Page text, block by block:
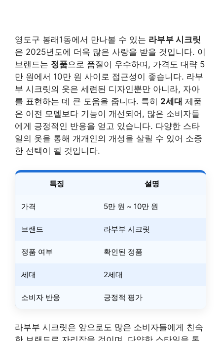
영도구 봉래1동에서 만나볼 수 있는 라부부 시크릿
은 2025년도에 더욱 많은 사랑을 받을 것입니다. 이
브랜드는 정품으로 품질이 우수하며, 가격도 대략 5
만 원에서 10만 원 사이로 접근성이 좋습니다. 라부
부 시크릿의 옷은 세련된 디자인뿐만 아니라, 자아
를 표현하는 데 큰 도움을 줍니다. 특히 2세대 제품
은 이전 모델보다 기능이 개선되어, 많은 소비자들
에게 긍정적인 반응을 얻고 있습니다. 다양한 스타
일의 옷을 통해 개개인의 개성을 살릴 수 있어 소중
한 선택이 될 것입니다.
특징 설명
가격 5만 원 ~ 10만 원
브랜드 라부부 시크릿
정품 여부 확인된 정품
세대 2세대
소비자 반응 긍정적 평가
라부부 시크릿은 앞으로도 많은 소비자들에게 친숙